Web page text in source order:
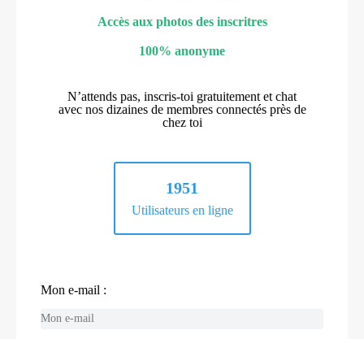
Accès aux photos des inscritres
100% anonyme
N’attends pas, inscris-toi gratuitement et chat
avec nos dizaines de membres connectés près de
chez toi
1951
Utilisateurs en ligne
Mon e-mail :